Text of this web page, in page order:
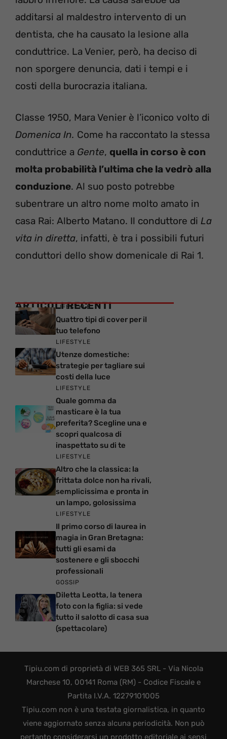
additarsi al maldestro intervento di un
dentista, che ha causato la lesione alla
conduttrice. La Venier, però, ha deciso di
non sporgere denuncia, dati i tempi e i
costi della burocrazia italiana.
Classe 1950, Mara Venier è l’iconico volto di
Domenica In. Come ha raccontato la stessa
conduttrice a Gente, quella in corso è con
molta probabilità l’ultima che la vedrò alla
conduzione. Al suo posto potrebbe
subentrare un altro nome molto amato in
casa Rai: Alberto Matano. Il conduttore di La
vita in diretta, infatti, è tra i possibili futuri
conduttori dello show domenicale di Rai 1.
ARTICOLI RECENTI
LIFESTYLE
Quattro tipi di cover per il
tuo telefono
LIFESTYLE
Utenze domestiche:
strategie per tagliare sui
costi della luce
LIFESTYLE
Quale gomma da
masticare è la tua
preferita? Scegline una e
scopri qualcosa di
inaspettato su di te
LIFESTYLE
Altro che la classica: la
frittata dolce non ha rivali,
semplicissima e pronta in
un lampo, golosissima
LIFESTYLE
Il primo corso di laurea in
magia in Gran Bretagna:
tutti gli esami da
sostenere e gli sbocchi
professionali
GOSSIP
Diletta Leotta, la tenera
foto con la figlia: si vede
tutto il salotto di casa sua
(spettacolare)
Tipiu.com di proprietà di WEB 365 SRL - Via Nicola
Marchese 10, 00141 Roma (RM) - Codice Fiscale e
Partita I.V.A. 12279101005
Tipiu.com non è una testata giornalistica, in quanto
viene aggiornato senza alcuna periodicità. Non può
pertanto considerarsi un prodotto editoriale ai sensi